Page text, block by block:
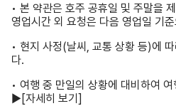
• 본 약관은 호주 공휴일 및 주말을
영업시간 외 요청은 다음 영업일 기
• 현지 사정(날씨, 교통 상황 등)에
다.
• 여행 중 만일의 상황에 대비하여
▶ [자세히 보기]